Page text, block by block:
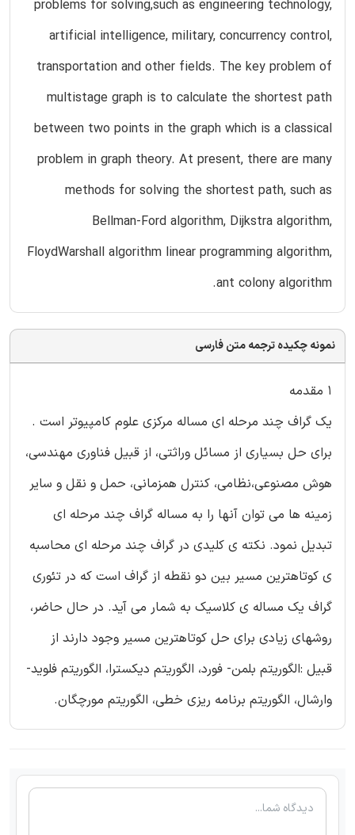
problems for solving,such as engineering technology,
artificial intelligence, military, concurrency control,
transportation and other fields. The key problem of
multistage graph is to calculate the shortest path
between two points in the graph which is a classical
problem in graph theory. At present, there are many
methods for solving the shortest path, such as
Bellman-Ford algorithm, Dijkstra algorithm,
FloydWarshall algorithm linear programming algorithm,
ant colony algorithm.
نمونه چکیده ترجمه متن فارسی
1 مقدمه
یک گراف چند مرحله ای مساله مرکزی علوم کامپیوتر است .
برای حل بسیاری از مسائل وراثتی، از قبیل فناوری مهندسی،
هوش مصنوعی،نظامی، کنترل همزمانی، حمل و نقل و سایر
زمینه ها می توان آنها را به مساله گراف چند مرحله ای
تبدیل نمود. نکته ی کلیدی در گراف چند مرحله ای محاسبه
ی کوتاهترین مسیر بین دو نقطه از گراف است که در تئوری
گراف یک مساله ی کلاسیک به شمار می آید. در حال حاضر،
روشهای زیادی برای حل کوتاهترین مسیر وجود دارند از
قبیل :الگوریتم بلمن- فورد، الگوریتم دیکسترا، الگوریتم فلوید-
وارشال، الگوریتم برنامه ریزی خطی، الگوریتم مورچگان.